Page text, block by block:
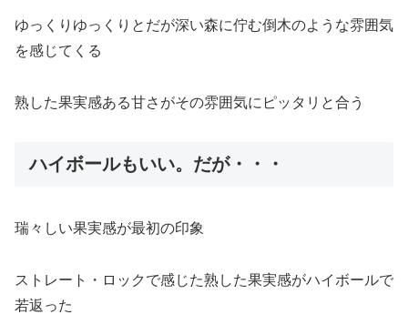
ゆっくりゆっくりとだが深い森に佇む倒木のような雰囲気
を感じてくる
熟した果実感ある甘さがその雰囲気にピッタリと合う
ハイボールもいい。だが・・・
瑞々しい果実感が最初の印象
ストレート・ロックで感じた熟した果実感がハイボールで
若返った